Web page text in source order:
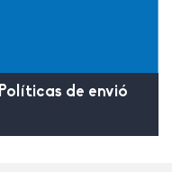
Políticas de envió